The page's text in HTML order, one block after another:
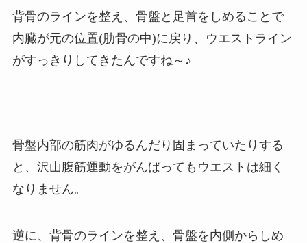
背骨のラインを整え、骨盤と足首をしめることで
内臓が元の位置(肋骨の中)に戻り、ウエストライン
がすっきりしてきたんですね～♪
骨盤内部の筋肉がゆるんだり固まっていたりする
と、沢山腹筋運動をがんばってもウエストは細く
なりません。
逆に、背骨のラインを整え、骨盤を内側からしめ